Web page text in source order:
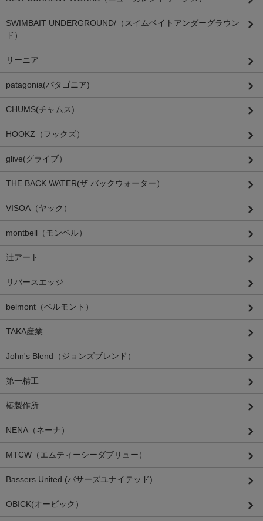
SWIMBAIT UNDERGROUND/（スイムベイトアンダーグラウン
ド）
リーニア
patagonia(パタゴニア)
CHUMS(チャムス)
HOOKZ（フックズ）
glive(グライブ）
THE BACK WATER(ザ バックウォーター）
VISOA（ヤック）
montbell（モンベル）
辻アート
リバースエッジ
belmont（ベルモント）
TAKA産業
John's Blend（ジョンズブレンド）
第一精工
椿製作所
NENA（ネーナ）
MTCW（エムティーシーダブリュー）
Bassers United (バサーズユナイテッド)
OBICK(オービック）